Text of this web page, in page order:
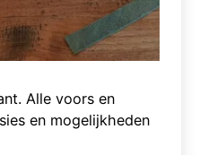
Alle voors en
en mogelijkheden